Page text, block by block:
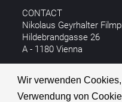
Wir verwenden
Verwendung von
CONTACT
Nikolaus Geyrhalter
Hildebrandgasse 26
A - 1180 Vienna
E